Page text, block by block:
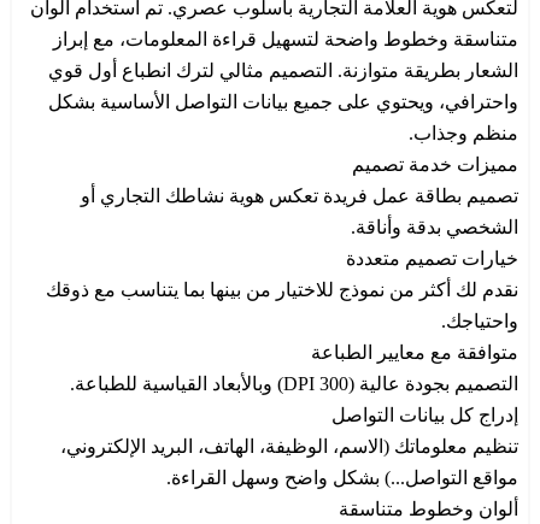
لتعكس هوية العلامة التجارية بأسلوب عصري. تم استخدام ألوان
متناسقة وخطوط واضحة لتسهيل قراءة المعلومات، مع إبراز
الشعار بطريقة متوازنة. التصميم مثالي لترك انطباع أول قوي
واحترافي، ويحتوي على جميع بيانات التواصل الأساسية بشكل
منظم وجذاب.
مميزات خدمة تصميم
تصميم بطاقة عمل فريدة تعكس هوية نشاطك التجاري أو
الشخصي بدقة وأناقة.
خيارات تصميم متعددة
نقدم لك أكثر من نموذج للاختيار من بينها بما يتناسب مع ذوقك
واحتياجك.
متوافقة مع معايير الطباعة
التصميم بجودة عالية (300 DPI) وبالأبعاد القياسية للطباعة.
إدراج كل بيانات التواصل
تنظيم معلوماتك (الاسم، الوظيفة، الهاتف، البريد الإلكتروني،
مواقع التواصل...) بشكل واضح وسهل القراءة.
ألوان وخطوط متناسقة